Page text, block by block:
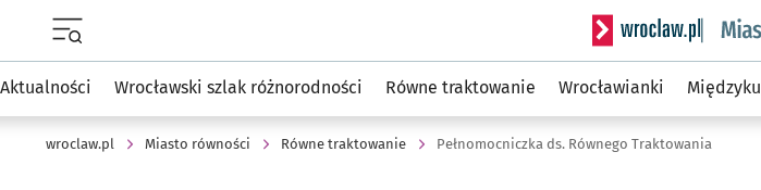
Serwis informacyjny
Aktualności Wrocławski szlak różnorodności Równe traktowanie Wrocławianki
wroclaw.pl Miasto równości Równe traktowanie Pełnomocniczka ds. Równego Traktowania